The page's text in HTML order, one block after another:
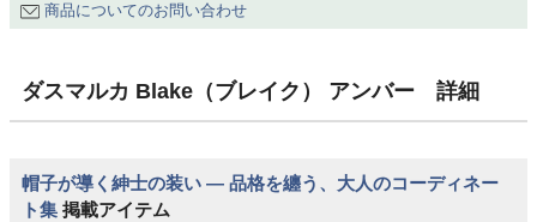
商品についてのお問い合わせ
ダスマルカ Blake（ブレイク） アンバー 詳細
帽子が導く紳士の装い ― 品格を纏う、大人のコーディネー
ト集 掲載アイテム